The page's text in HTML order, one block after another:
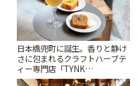
日本橋兜町に誕生。香りと静け
さに包まれるクラフトハーブテ
ィー専門店「TYNK
Kabutocho」 | ことりっぷ